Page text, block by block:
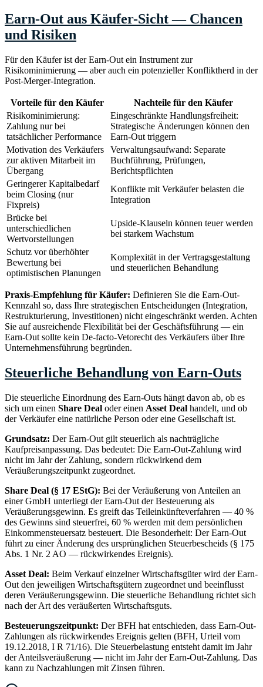
Earn-Out aus Käufer-Sicht — Chancen
und Risiken
Für den Käufer ist der Earn-Out ein Instrument zur
Risikominimierung — aber auch ein potenzieller Konfliktherd in der
Post-Merger-Integration.
Vorteile für den Käufer
Nachteile für den Käufer
Risikominimierung:
Zahlung nur bei
tatsächlicher Performance
Eingeschränkte Handlungsfreiheit:
Strategische Änderungen können den
Earn-Out triggern
Motivation des Verkäufers
zur aktiven Mitarbeit im
Übergang
Verwaltungsaufwand: Separate
Buchführung, Prüfungen,
Berichtspflichten
Geringerer Kapitalbedarf
beim Closing (nur
Fixpreis)
Konflikte mit Verkäufer belasten die
Integration
Brücke bei
unterschiedlichen
Wertvorstellungen
Upside-Klauseln können teuer werden
bei starkem Wachstum
Schutz vor überhöhter
Bewertung bei
optimistischen Planungen
Komplexität in der Vertragsgestaltung
und steuerlichen Behandlung
Praxis-Empfehlung für Käufer: Definieren Sie die Earn-Out-
Kennzahl so, dass Ihre strategischen Entscheidungen (Integration,
Restrukturierung, Investitionen) nicht eingeschränkt werden. Achten
Sie auf ausreichende Flexibilität bei der Geschäftsführung — ein
Earn-Out sollte kein De-facto-Vetorecht des Verkäufers über Ihre
Unternehmensführung begründen.
Steuerliche Behandlung von Earn-Outs
Die steuerliche Einordnung des Earn-Outs hängt davon ab, ob es
sich um einen Share Deal oder einen Asset Deal handelt, und ob
der Verkäufer eine natürliche Person oder eine Gesellschaft ist.
Grundsatz: Der Earn-Out gilt steuerlich als nachträgliche
Kaufpreisanpassung. Das bedeutet: Die Earn-Out-Zahlung wird
nicht im Jahr der Zahlung, sondern rückwirkend dem
Veräußerungszeitpunkt zugeordnet.
Share Deal (§ 17 EStG): Bei der Veräußerung von Anteilen an
einer GmbH unterliegt der Earn-Out der Besteuerung als
Veräußerungsgewinn. Es greift das Teileinkünfteverfahren — 40 %
des Gewinns sind steuerfrei, 60 % werden mit dem persönlichen
Einkommensteuersatz besteuert. Die Besonderheit: Der Earn-Out
führt zu einer Änderung des ursprünglichen Steuerbescheids (§ 175
Abs. 1 Nr. 2 AO — rückwirkendes Ereignis).
Asset Deal: Beim Verkauf einzelner Wirtschaftsgüter wird der Earn-
Out den jeweiligen Wirtschaftsgütern zugeordnet und beeinflusst
deren Veräußerungsgewinn. Die steuerliche Behandlung richtet sich
nach der Art des veräußerten Wirtschaftsguts.
Besteuerungszeitpunkt: Der BFH hat entschieden, dass Earn-Out-
Zahlungen als rückwirkendes Ereignis gelten (BFH, Urteil vom
19.12.2018, I R 71/16). Die Steuerbelastung entsteht damit im Jahr
der Anteilsveräußerung — nicht im Jahr der Earn-Out-Zahlung. Das
kann zu Nachzahlungen mit Zinsen führen.